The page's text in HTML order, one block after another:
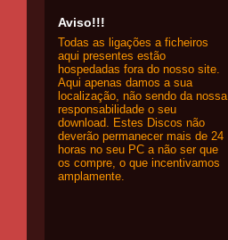
Aviso!!!
Todas as ligações a ficheiros
aqui presentes estão
hospedadas fora do nosso site.
Aqui apenas damos a sua
localização, não sendo da nossa
responsabilidade o seu
download. Estes Discos não
deverão permanecer mais de 24
horas no seu PC a não ser que
os compre, o que incentivamos
amplamente.